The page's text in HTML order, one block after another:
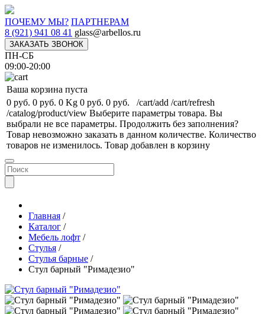
ПОЧЕМУ МЫ? ПАРТНЕРАМ
8 (921) 941 08 41 glass@arbellos.ru
ЗАКАЗАТЬ ЗВОНОК
ПН-СБ
09:00-20:00
Ваша корзина пуста
0 руб. 0 руб. 0 Kg 0 руб. 0 руб. /cart/add /cart/refresh
/catalog/product/view Выберите параметры товара. Вы
выбрали не все параметры. Продолжить без заполнения?
Товар невозможно заказать в данном количестве. Количество
товаров не изменилось. Товар добавлен в корзину
Главная /
Каталог /
Мебель лофт /
Стулья /
Стулья барные /
Стул барный "Римадезио"